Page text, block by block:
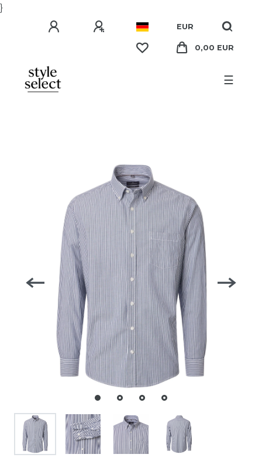
}
EUR
0,00 EUR
☰